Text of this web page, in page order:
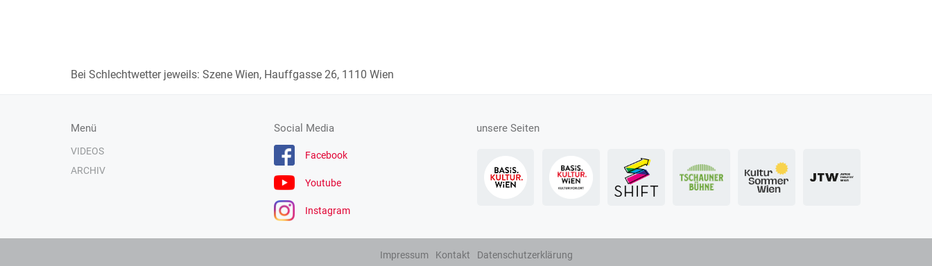
Bei Schlechtwetter jeweils: Szene Wien, Hauffgasse 26, 1110 Wien
Menü
VIDEOS
ARCHIV
Social Media
Facebook
Youtube
Instagram
unsere Seiten
Impressum Kontakt Datenschutzerklärung